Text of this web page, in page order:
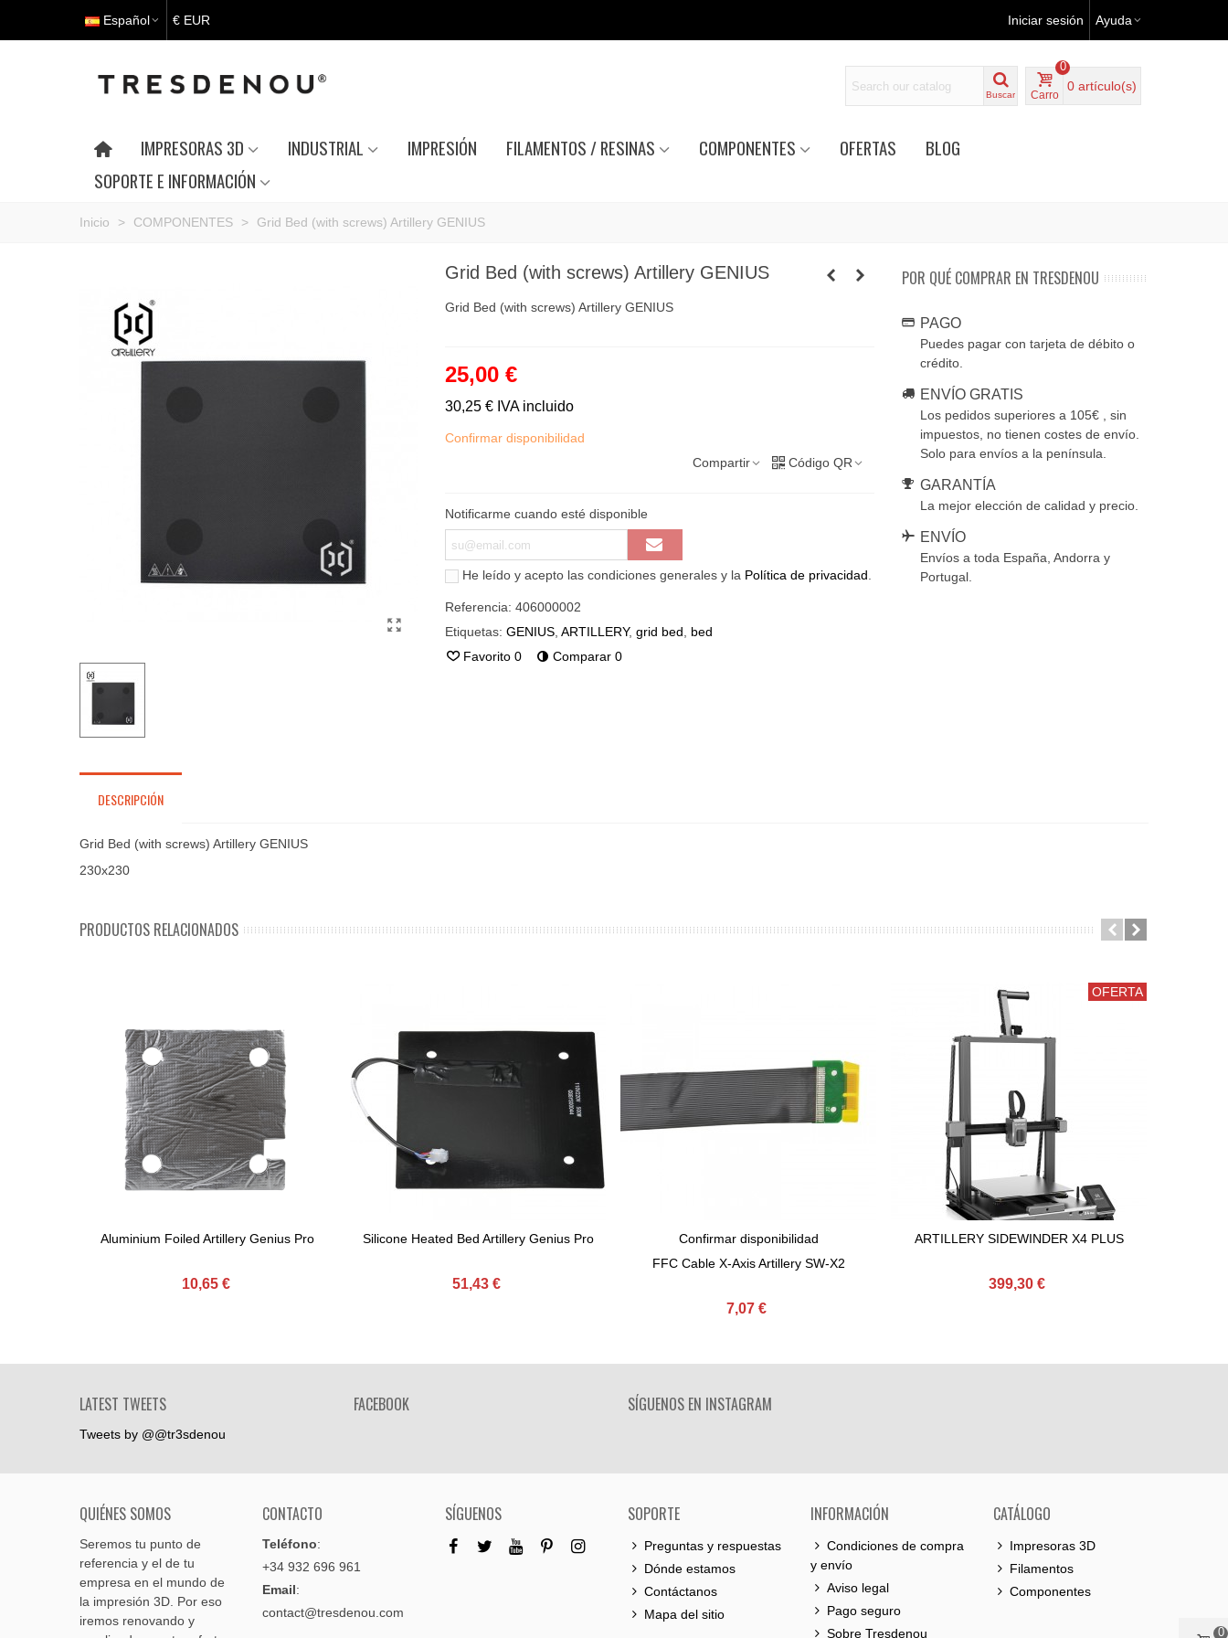
Español € EUR Iniciar sesión Ayuda
Buscar Carro
0
0 artículo(s)
IMPRESORAS 3D INDUSTRIAL IMPRESIÓN FILAMENTOS / RESINAS COMPONENTES OFERTAS
BLOG
SOPORTE E INFORMACIÓN
Inicio > COMPONENTES > Grid Bed (with screws) Artillery GENIUS
Grid Bed (with screws) Artillery GENIUS
Grid Bed (with screws) Artillery GENIUS
25,00 €
30,25 € IVA incluido
Confirmar disponibilidad
Compartir
Código QR
Notificarme cuando esté disponible
He leído y acepto las condiciones generales y la Política de privacidad
Referencia: 406000002
Etiquetas: GENIUS, ARTILLERY, grid bed
bed
Favorito 0 Comparar 0
POR QUÉ COMPRAR EN TRESDENOU
PAGO
Puedes pagar con tarjeta de débito o
crédito.
ENVÍO GRATIS
Los pedidos superiores a 105€ , sin
impuestos, no tienen costes de envío.
Solo para envíos a la península.
GARANTÍA
La mejor elección de calidad y precio.
ENVÍO
Envíos a toda España, Andorra y
Portugal.
DESCRIPCIÓN
Grid Bed (with screws) Artillery GENIUS
230x230
PRODUCTOS RELACIONADOS
Comprar
Aluminium Foiled Artillery Genius Pro
10,65 €
Comprar
Silicone Heated Bed Artillery Genius Pro
51,43 €
Ver Más
Confirmar disponibilidad
FFC Cable X-Axis Artillery SW-X2
7,07 €
OFERTA
Comprar
ARTILLERY SIDEWINDER X4 PLUS
399,30 €
LATEST TWEETS
Tweets by @@tr3sdenou
FACEBOOK SÍGUENOS EN INSTAGRAM
QUIÉNES SOMOS
Seremos tu punto de
referencia y el de tu
empresa en el mundo de
la impresión 3D. Por eso
iremos renovando y
CONTACTO
Teléfono:
+34 932 696 961
Email:
contact@tresdenou.com
SÍGUENOS SOPORTE
Preguntas y respuestas
Dónde estamos
Contáctanos
Mapa del sitio
INFORMACIÓN
Condiciones de compra
y envío
Aviso legal
Pago seguro
Sobre Tresdenou
CATÁLOGO
Impresoras 3D
Filamentos
Componentes
0